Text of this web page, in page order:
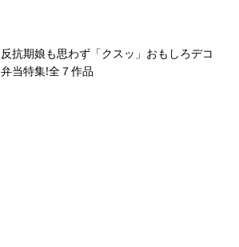
反抗期娘も思わず「クスッ」おもしろデコ
弁当特集!全７作品